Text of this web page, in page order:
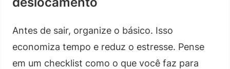
Antes de sair, organize o básico. Isso
economiza tempo e reduz o estresse. Pense
em um checklist como o que você faz para